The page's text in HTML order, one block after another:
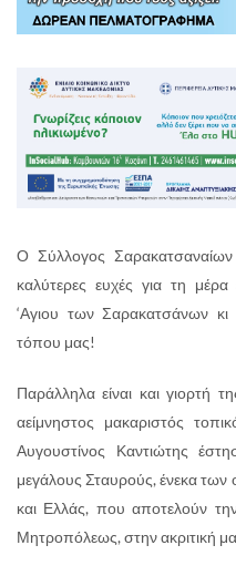
Ο Σύλλογος Σαρακατσαναίων
καλύτερες ευχές για τη
‘Αγιου των Σαρακατσάνων
τόπου μας!
Παράλληλα είναι και γιορτή
αείμνηστος μακαριστός
Αυγουστίνος Καντιώτης
μεγάλους Σταυρούς, ένεκα
και Ελλάς, που αποτελούν
Μητροπόλεως, στην ακριτική